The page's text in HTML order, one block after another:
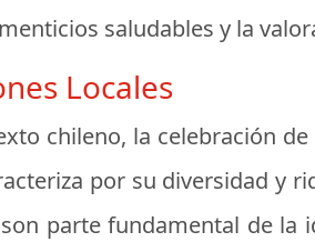
saludables y la
Locales
chileno, la celebración
por su diversidad y
parte fundamental de la